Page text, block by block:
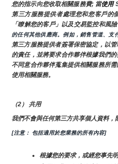
您的指示向您收取相關服務費; 當使用
第三方服務提供者處理您和您客戶的
「瞭解您的客戶」以及交易監控和風險
的任何其他供應商。例如，銷售管道、支
第三方服務提供者簽署保密協定，以
的責任，並將要求合作夥伴根據我們
不同意合作夥伴蒐集提供相關服務所
使用相關服務。
（2） 共用
我們不會與任何第三方共享個人資料，
[注意： 包括適用於您業務的所有內容]
根據您的要求，或經您事先